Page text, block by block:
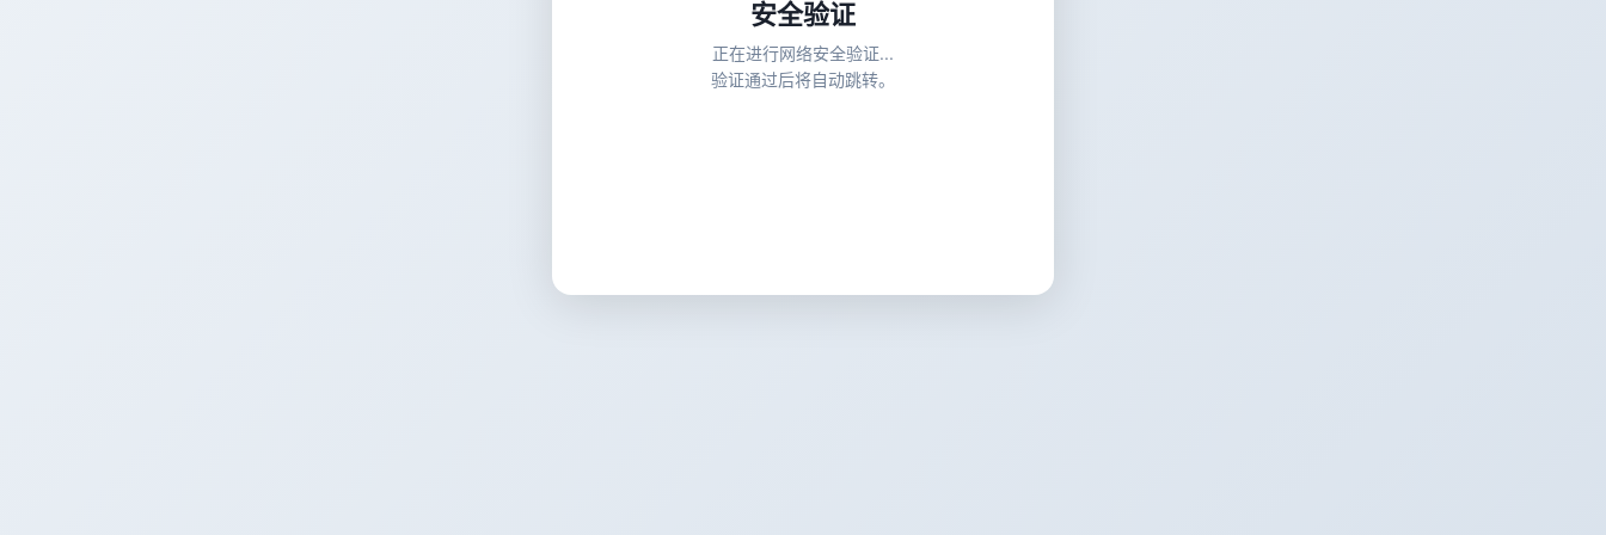
安全验证
正在进行网络安全验证...
验证通过后将自动跳转。